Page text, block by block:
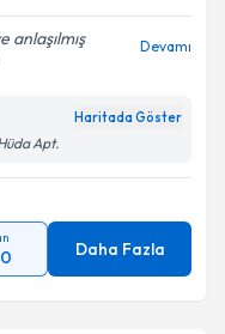
Devamı
Haritada Göster
Apt.
Daha Fazla